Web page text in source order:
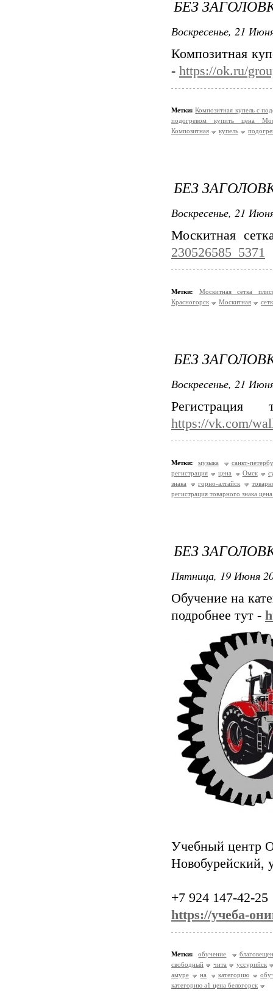
БЕЗ
Воскресенье, 21
Композитная
- https://ok.ru/
Метки: Композитная купель с
подогревом купить цена
Композитная
купель
БЕЗ
Воскресенье, 21
Москитная
230526585_5371
Метки:
Москитная сетка
Красногорск
Москитная
БЕЗ
Воскресенье, 21
https://vk.com/
Метки: музыка
санкт-
регистрация
цена Омск
знака
горно-алтайск
регистрация товарного знака
БЕЗ
Пятница, 19 Июня
Обучение на
подробнее тут -
Учебный центр
Новобурейский,
+7 924 147-42-25
https://учеба-
Метки: обучение
свободный
чита
уссурийск
амуре
на категорию
категорию a1 цена белогорск